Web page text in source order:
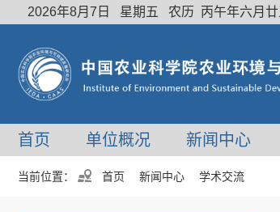
2026年8月7日 星期五 农历 丙午年六月廿
首页 单位概况 新闻中心
当前位置： 首页 新闻中心 学术交流